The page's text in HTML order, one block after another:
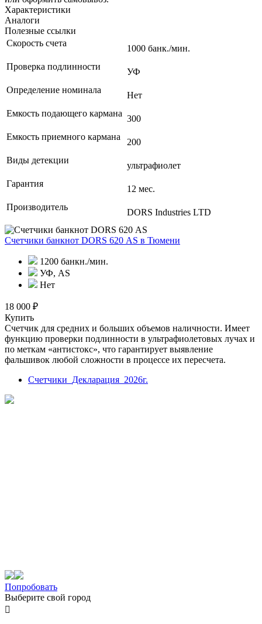
Характеристики
Аналоги
Полезные ссылки
Скорость счета
1000 банк./мин.
Проверка подлинности
УФ
Определение номинала
Нет
Емкость подающего кармана
300
Емкость приемного кармана
200
Виды детекции
ультрафиолет
Гарантия
12 мес.
Производитель
DORS Industries LTD
Счетчики банкнот DORS 620 АS в Тюмени
1200 банкн./мин.
УФ, AS
Нет
18 000 ₽
Купить
Счетчик для средних и больших объемов наличности. Имеет
функцию проверки подлинности в ультрафиолетовых лучах и
по меткам «антистокс», что гарантирует выявление
фальшивок любой сложности в процессе их пересчета.
Счетчики_Декларация_2026г.
Попробовать
Выберите свой город
